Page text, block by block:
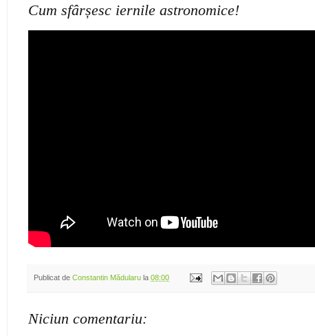
Cum sfârșesc iernile astronomice!
Publicat de Constantin Mădularu la 08:00
Niciun comentariu: